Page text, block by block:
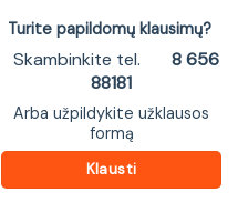
Turite papildomų klausimų?
Skambinkite tel.
8 656
88181
Arba užpildykite užklausos
formą
Klausti